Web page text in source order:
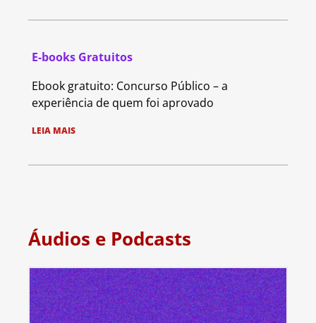
E-books Gratuitos
Ebook gratuito: Concurso Público – a
experiência de quem foi aprovado
LEIA MAIS
Áudios e Podcasts